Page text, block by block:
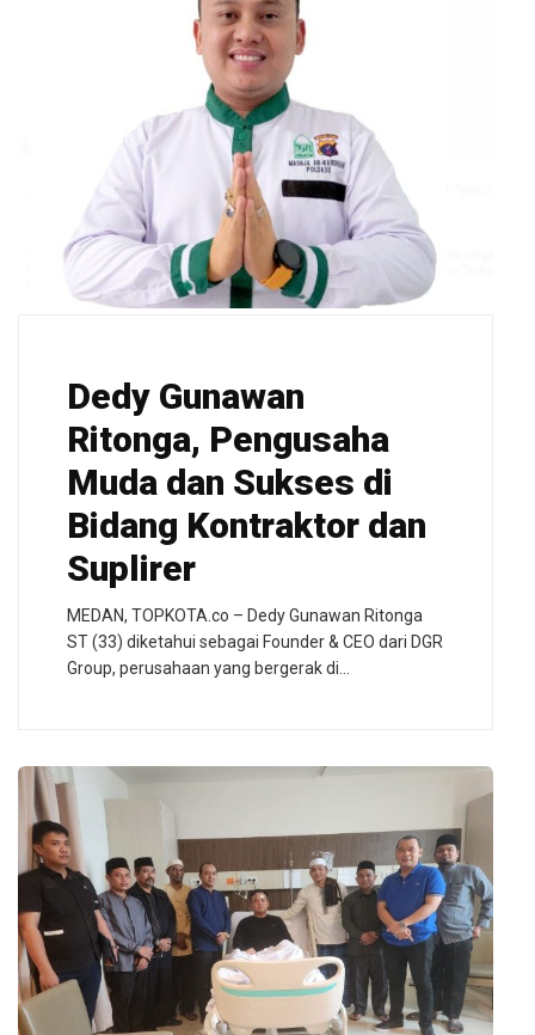
Dedy Gunawan
Ritonga, Pengusaha
Muda dan Sukses di
Bidang Kontraktor dan
Suplirer
MEDAN, TOPKOTA.co – Dedy Gunawan Ritonga
ST (33) diketahui sebagai Founder & CEO dari DGR
Group, perusahaan yang bergerak di…